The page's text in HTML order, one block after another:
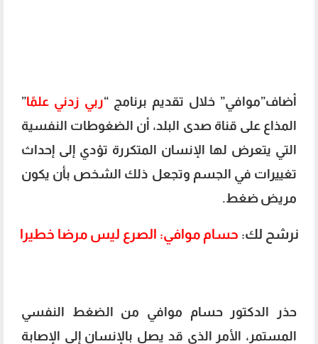
أضاف”موافي” خلال تقديم برنامج “ربي زدني علمًا”
المذاع على قناة صدى البلد، أن الضغوطات النفسية
التي يتعرض لها الإنسان المتكررة تؤدي إلى إحداث
تغييرات في الجسم وتجعل ذلك الشخص بأن يكون
مريض ضغط.
نرشح لك: حسام موافي: الصرع ليس مرضا خطيرا
حذر الدكتور حسام موافي من الضغط النفسي
المستمر، الأمر الذي قد يصل بالإنسان إلى الإصابة